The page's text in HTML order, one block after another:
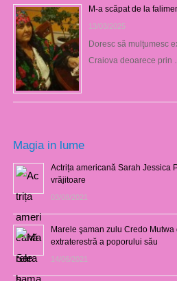
M-a scăpat de la
13/03/2025
Doresc să mulţumesc
Craiova deoarece prin …
Magia in lume
Actrița americană Sarah Jessica
vrăjitoare
03/08/2021
Marele şaman zulu Credo
extraterestră a poporului său
14/06/2021